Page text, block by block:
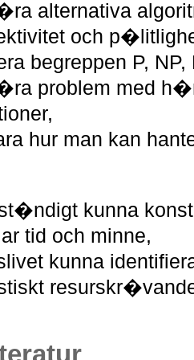
alternativa
och
begreppen P,
problem med
hur man kan
kunna
tid och minne,
kunna